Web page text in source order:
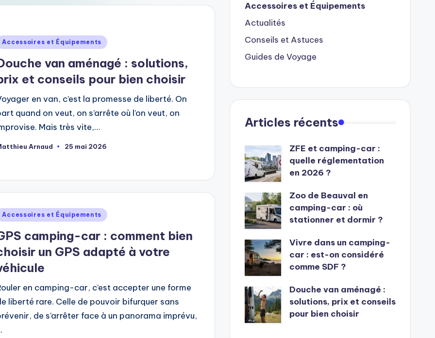
Accessoires et Équipements
van aménagé : solutions,
et conseils pour bien choisir
en van, c’est la promesse de liberté. On
quand on veut, on s’arrête où l’on veut, on
Mais très vite,…
Arnaud 25 mai 2026
Accessoires et Équipements
camping-car : comment bien
un GPS adapté à votre
en camping-car, c’est accepter une forme
liberté rare. Celle de pouvoir bifurquer sans
de s’arrêter face à un panorama imprévu,
Accessoires et Équipements
Actualités
Conseils et Astuces
Guides de Voyage
Articles récents
ZFE et camping-car :
quelle réglementation
en 2026 ?
Zoo de Beauval en
camping-car : où
stationner et dormir ?
Vivre dans un camping-
car : est-on considéré
comme SDF ?
Douche van aménagé :
solutions, prix et conseils
pour bien choisir